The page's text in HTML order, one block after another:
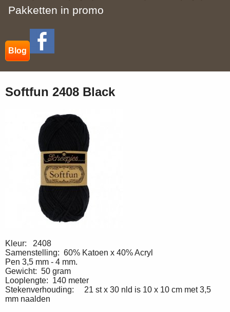
Pakketten in promo
Blog
Softfun 2408 Black
Kleur: 2408
Samenstelling: 60% Katoen x 40% Acryl
Pen 3,5 mm - 4 mm.
Gewicht: 50 gram
Looplengte: 140 meter
Stekenverhouding: 21 st x 30 nld is 10 x 10 cm met 3,5
mm naalden